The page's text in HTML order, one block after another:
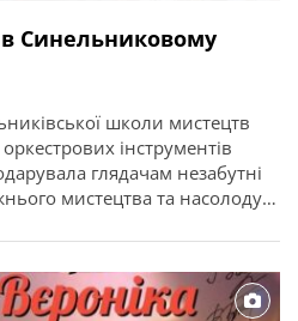
Синельниковому
школи мистецтв
інструментів
глядачам незабутні
мистецтва та насолоду
У виконанні вихованців
світової й української
вулицю особливою